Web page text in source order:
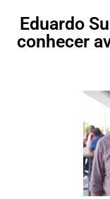
Eduardo
conhecer